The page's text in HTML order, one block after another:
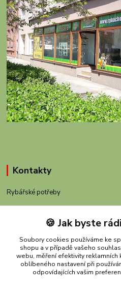
Kontakty
Rybářské potřeby
+420 605 983 110
obchod@rybachov.cz
🍪 Jak byste
Soubory cookies používáme ke
shopu a v případě vašeho
webu, měření efektivity reklamních
oblíbeného nastavení při
odpovídajících vašim